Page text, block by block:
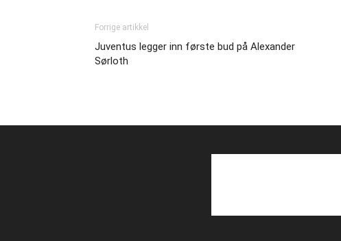
Forrige artikkel
Juventus legger inn første bud på Alexander
Sørloth